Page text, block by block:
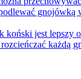
gnojówką
koński jest lepszy
każdą